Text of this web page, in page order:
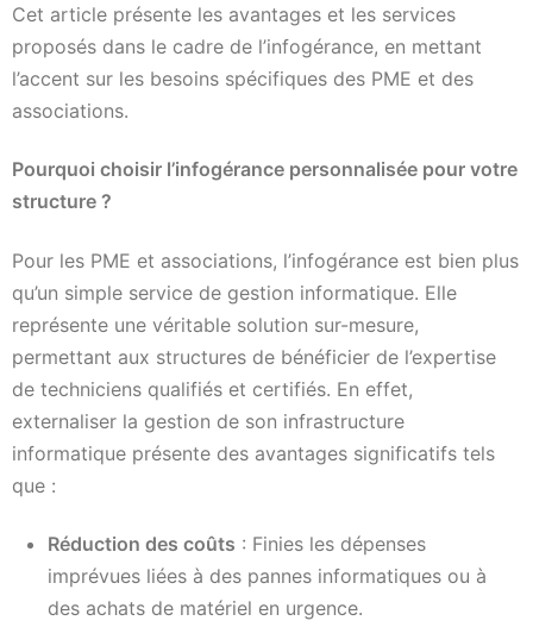
Cet article présente les avantages et les services
proposés dans le cadre de l’infogérance, en mettant
l’accent sur les besoins spécifiques des PME et des
associations.
Pourquoi choisir l’infogérance personnalisée pour votre
structure ?
Pour les PME et associations, l’infogérance est bien plus
qu’un simple service de gestion informatique. Elle
représente une véritable solution sur-mesure,
permettant aux structures de bénéficier de l’expertise
de techniciens qualifiés et certifiés. En effet,
externaliser la gestion de son infrastructure
informatique présente des avantages significatifs tels
que :
Réduction des coûts : Finies les dépenses
imprévues liées à des pannes informatiques ou à
des achats de matériel en urgence.